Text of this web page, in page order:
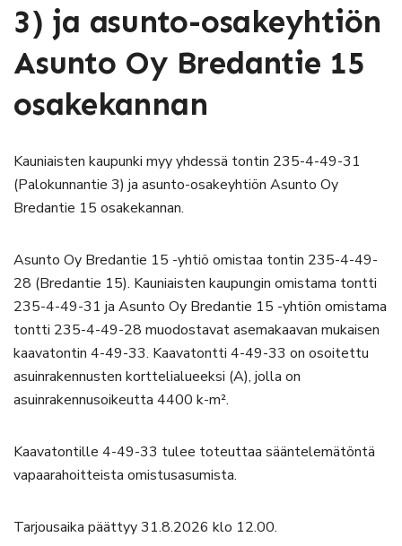
3) ja asunto-osakeyhtiön
Asunto Oy Bredantie 15
osakekannan
Kauniaisten kaupunki myy yhdessä tontin 235-4-49-31
(Palokunnantie 3) ja asunto-osakeyhtiön Asunto Oy
Bredantie 15 osakekannan.
Asunto Oy Bredantie 15 -yhtiö omistaa tontin 235-4-49-
28 (Bredantie 15). Kauniaisten kaupungin omistama tontti
235-4-49-31 ja Asunto Oy Bredantie 15 -yhtiön omistama
tontti 235-4-49-28 muodostavat asemakaavan mukaisen
kaavatontin 4-49-33. Kaavatontti 4-49-33 on osoitettu
asuinrakennusten korttelialueeksi (A), jolla on
asuinrakennusoikeutta 4400 k-m².
Kaavatontille 4-49-33 tulee toteuttaa sääntelemätöntä
vapaarahoitteista omistusasumista.
Tarjousaika päättyy 31.8.2026 klo 12.00.